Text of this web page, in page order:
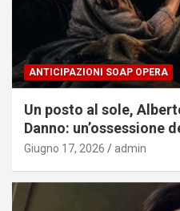
ANTICIPAZIONI SOAP OPERA
Un posto al sole,
Danno: un’ossessione
Giugno 17, 2026 admin